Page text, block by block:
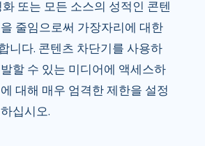
또는 모든 소스의 성적인 콘텐
줄임으로써 가장자리에 대한
니다. 콘텐츠 차단기를 사용하
할 수 있는 미디어에 액세스하
대해 매우 엄격한 제한을 설정
십시오.